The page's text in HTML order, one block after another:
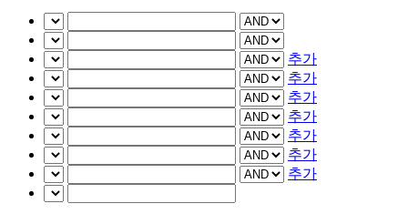
추가
추가
추가
추가
추가
추가
추가